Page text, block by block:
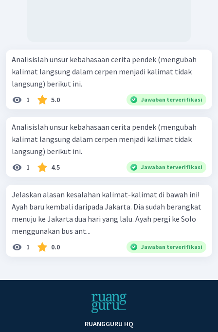
Analisislah unsur kebahasaan cerita pendek (mengubah
kalimat langsung dalam cerpen menjadi kalimat tidak
langsung) berikut ini.
1 5.0 Jawaban terverifikasi
Analisislah unsur kebahasaan cerita pendek (mengubah
kalimat langsung dalam cerpen menjadi kalimat tidak
langsung) berikut ini.
1 4.5 Jawaban terverifikasi
Jelaskan alasan kesalahan kalimat-kalimat di bawah ini!
Ayah baru kembali daripada Jakarta. Dia sudah berangkat
menuju ke Jakarta dua hari yang lalu. Ayah pergi ke Solo
menggunakan bus ant...
1 0.0 Jawaban terverifikasi
RUANGGURU HQ